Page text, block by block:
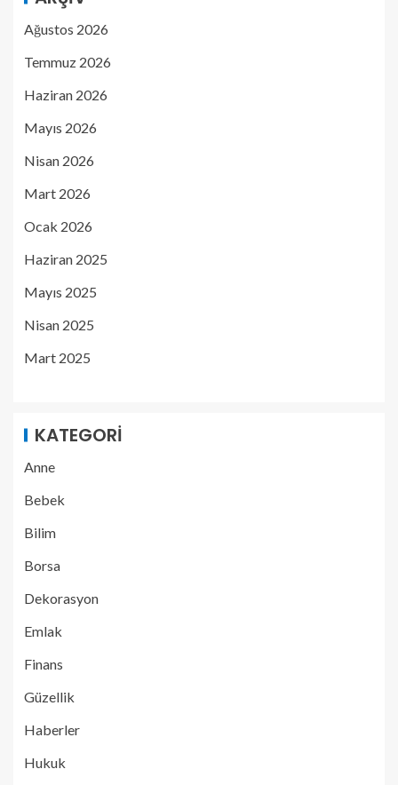
Ağustos 2026
Temmuz 2026
Haziran 2026
Mayıs 2026
Nisan 2026
Mart 2026
Ocak 2026
Haziran 2025
Mayıs 2025
Nisan 2025
Mart 2025
KATEGORI
Anne
Bebek
Bilim
Borsa
Dekorasyon
Emlak
Finans
Güzellik
Haberler
Hukuk